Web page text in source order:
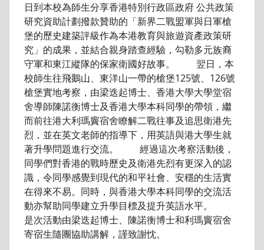
日到本校為師生分享香港特別行政區政府 公共政策
研究資助計劃撥款贊助的「新界二戰盟軍與日軍槍
堡的歷史建築評級作為本港教育與旅遊資產政策研
究」的成果，並結合親身踏查經驗，勾勒多元族裔
守軍和東江縱隊的保家衛國好故事。 翌日，本
校師生往飛鵝山、東洋山一帶的槍堡125號、126號
槍堡實地考察，由梁迭起博士、香港大學大學堂宿
舍導師陳諾衡博士及香港大學本科同學的帶領，繼
而前往港大利瑪竇宿舍瞭解二戰往事及追思衛港先
烈，並在英文老師的指導下，用英語與港大學生就
著升學問題進行交流。 經過這次考察活動後，
同學們對香港的戰時歷史及衛港先烈有更深入的認
識，令同學感覺到現代的和平社會、安穩的生活實
在得來不易。同時，與香港大學本科同學的交流活
動亦幫助同學建立升學目標及提升英語水平。
是次活動由梁迭起博士、陳諾衡博士和利瑪竇宿舍
寄宿生隨團協助講解，謹致謝忱。